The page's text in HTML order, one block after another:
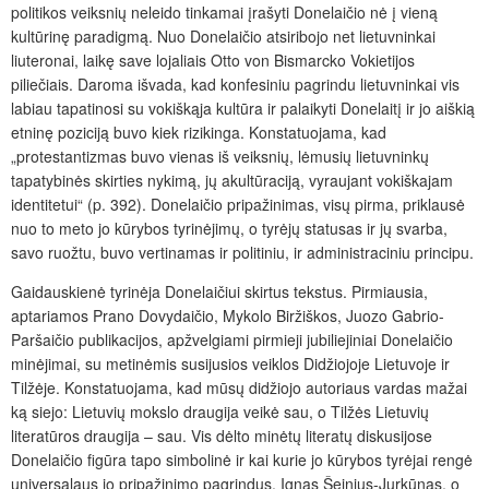
politikos veiksnių neleido tinkamai įrašyti Donelaičio nė į vieną
kultūrinę paradigmą. Nuo Donelaičio atsiribojo net lietuvninkai
liuteronai, laikę save lojaliais Otto von Bismarcko Vokietijos
piliečiais. Daroma išvada, kad konfesiniu pagrindu lietuvninkai vis
labiau tapatinosi su vokiškąja kultūra ir palaikyti Donelaitį ir jo aiškią
etninę poziciją buvo kiek rizikinga. Konstatuojama, kad
„protestantizmas buvo vienas iš veiksnių, lėmusių lietuvninkų
tapatybinės skirties nykimą, jų akultūraciją, vyraujant vokiškajam
identitetui“ (p. 392). Donelaičio pripažinimas, visų pirma, priklausė
nuo to meto jo kūrybos tyrinėjimų, o tyrėjų statusas ir jų svarba,
savo ruožtu, buvo vertinamas ir politiniu, ir administraciniu principu.
Gaidauskienė tyrinėja Donelaičiui skirtus tekstus. Pirmiausia,
aptariamos Prano Dovydaičio, Mykolo Biržiškos, Juozo Gabrio-
Paršaičio publikacijos, apžvelgiami pirmieji jubiliejiniai Donelaičio
minėjimai, su metinėmis susijusios veiklos Didžiojoje Lietuvoje ir
Tilžėje. Konstatuojama, kad mūsų didžiojo autoriaus vardas mažai
ką siejo: Lietuvių mokslo draugija veikė sau, o Tilžės Lietuvių
literatūros draugija – sau. Vis dėlto minėtų literatų diskusijose
Donelaičio figūra tapo simbolinė ir kai kurie jo kūrybos tyrėjai rengė
universalaus jo pripažinimo pagrindus. Ignas Šeinius-Jurkūnas, o